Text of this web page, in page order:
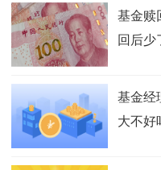
基金赎
回后少
基金经
大不好